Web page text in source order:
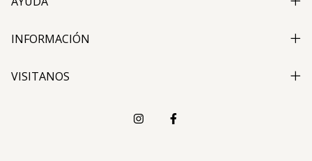
INFORMACIÓN
VISITANOS